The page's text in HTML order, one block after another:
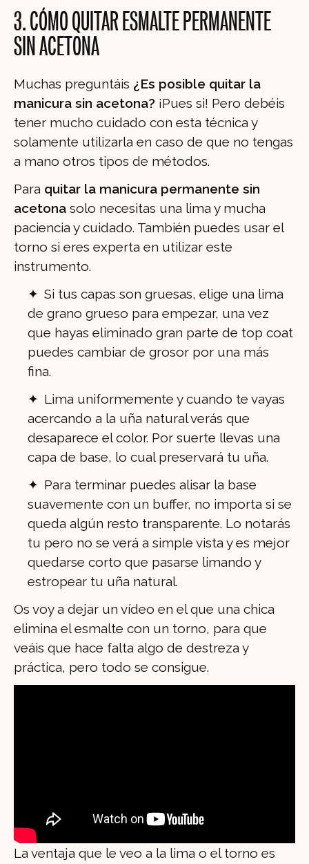
3. CÓMO QUITAR ESMALTE PERMANENTE
SIN ACETONA
Muchas preguntáis ¿Es posible quitar la
manicura sin acetona? ¡Pues si! Pero debéis
tener mucho cuidado con esta técnica y
solamente utilizarla en caso de que no tengas
a mano otros tipos de métodos.
Para quitar la manicura permanente sin
acetona solo necesitas una lima y mucha
paciencia y cuidado. También puedes usar el
torno si eres experta en utilizar este
instrumento.
Si tus capas son gruesas, elige una lima
de grano grueso para empezar, una vez
que hayas eliminado gran parte de top coat
puedes cambiar de grosor por una más
fina.
Lima uniformemente y cuando te vayas
acercando a la uña natural verás que
desaparece el color. Por suerte llevas una
capa de base, lo cual preservará tu uña.
Para terminar puedes alisar la base
suavemente con un buffer, no importa si se
queda algún resto transparente. Lo notarás
tu pero no se verá a simple vista y es mejor
quedarse corto que pasarse limando y
estropear tu uña natural.
Os voy a dejar un vídeo en el que una chica
elimina el esmalte con un torno, para que
veáis que hace falta algo de destreza y
práctica, pero todo se consigue.
La ventaja que le veo a la lima o el torno es